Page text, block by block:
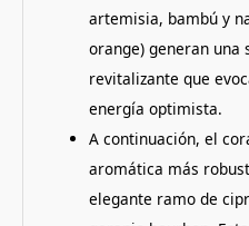
artemisia, bambú y
orange) generan una
revitalizante que
energía optimista.
A continuación, el
aromática más
elegante ramo de